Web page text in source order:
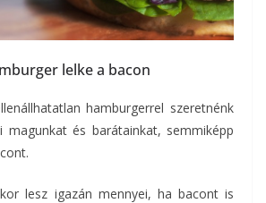
lelke a bacon
hamburgerrel szeretnénk
magunkat és barátainkat, semmiképp
lesz igazán mennyei, ha bacont is